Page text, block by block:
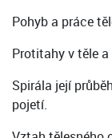
Pohyb a práce
Protitahy v těle a
Spirála její
pojetí.